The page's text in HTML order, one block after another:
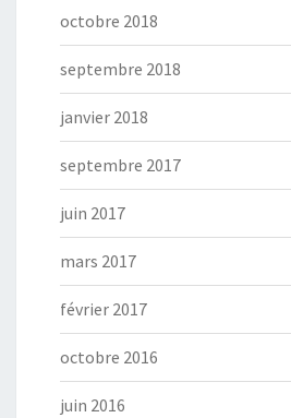
octobre 2018
septembre 2018
janvier 2018
septembre 2017
juin 2017
mars 2017
février 2017
octobre 2016
juin 2016